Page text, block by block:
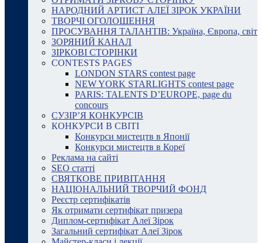
НАРОДНИЙ АРТИСТ АЛЕЇ ЗІРОК УКРАЇНИ
ТВОРЧІ ОГОЛОШЕННЯ
ПРОСУВАННЯ ТАЛАНТІВ: Україна, Європа, світ
ЗОРЯНИЙ КАНАЛ
ЗІРКОВІ СТОРІНКИ
CONTESTS PAGES
LONDON STARS contest page
NEW YORK STARLIGHTS contest page
PARIS: TALENTS D’EUROPE, page du
concours
СУЗІР’Я КОНКУРСІВ
КОНКУРСИ В СВІТІ
Конкурси мистецтв в Японії
Конкурси мистецтв в Кореї
Реклама на сайті
SEO статті
СВЯТКОВЕ ПРИВІТАННЯ
НАЦІОНАЛЬНИЙ ТВОРЧИЙ ФОНД
Реєстр сертифікатів
Як отримати сертифікат призера
Диплом-сертифікат Алеї Зірок
Загальний сертифікат Алеї Зірок